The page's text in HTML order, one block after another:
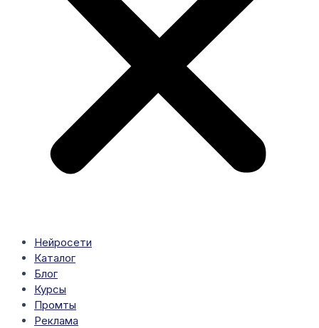
Нейросети
Каталог
Блог
Курсы
Промты
Реклама